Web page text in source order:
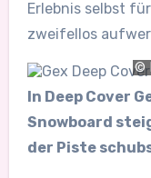
Erlebnis selbst
zweifellos
©
In Deep Cover
Snowboard
der Piste